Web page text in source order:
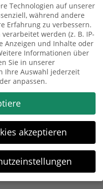
Daten entsprechend der
Anfrage senden
Technologien auf unserer
während andere
Erfahrung zu verbessern.
werden (z. B. IP-
Anzeigen und Inhalte oder
Informationen über
Sie in unserer
Ihre Auswahl jederzeit
anpassen.
akzeptieren